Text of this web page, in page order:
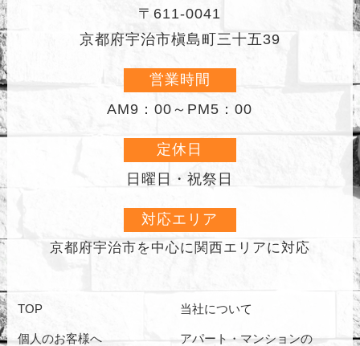
〒611-0041
京都府宇治市槇島町三十五39
営業時間
AM9：00～PM5：00
定休日
日曜日・祝祭日
対応エリア
京都府宇治市を中心に関西エリアに対応
TOP 当社について
個人のお客様へ
アパート・マンションの